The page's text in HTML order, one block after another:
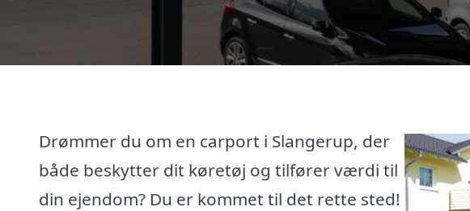
Drømmer du om en carport i Slangerup, der
både beskytter dit køretøj og tilfører værdi til
din ejendom? Du er kommet til det rette sted!